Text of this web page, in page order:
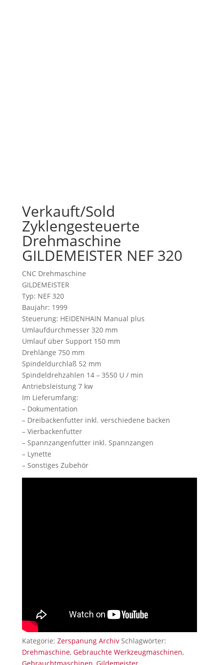
Verkauft/Sold
Zyklengesteuerte
Drehmaschine
GILDEMEISTER NEF 320
CNC Drehmaschine
GILDEMEISTER
Typ: NEF 320
Baujahr: 1999
Steuerung: HEIDENHAIN Manual plus
Umlaufdurchmesser 320 mm
Umlauf über Support 150 mm
Drehlänge 750 mm
Spindeldurchlaß 52 mm
Spindeldrehzahlen 14 – 3550 U / min
Antriebsleistung 7 kw
Im Lieferumfang:
– Dokumentation
– Dreibackenfutter inkl. verschiedene backen
– Vierbackenfutter
– Spannzangenfutter inkl. Spannzangen
– Lynette
– Sonstiges Zubehör
Kategorie: Zerspanung Archiv Schlagwörter:
Drehmaschine, Gebrauchte Werkzeugmaschinen,